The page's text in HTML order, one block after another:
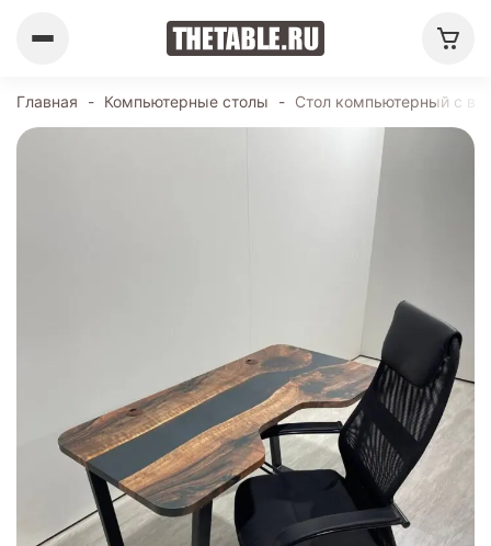
Главная - Компьютерные столы - Стол компьютерный с